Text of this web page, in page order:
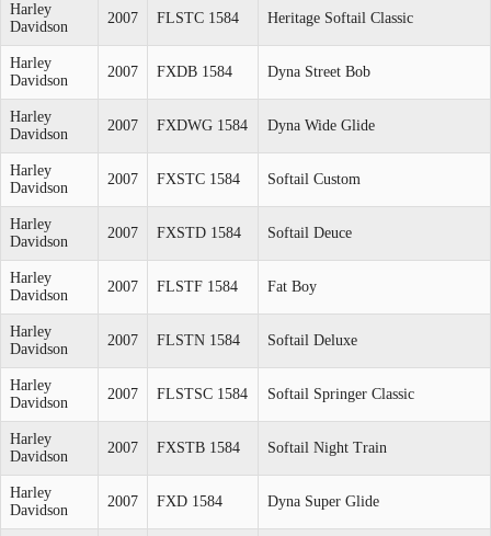
Harley
Davidson
2007 FLSTC 1584 Heritage Softail Classic
Harley
Davidson
2007 FXDB 1584 Dyna Street Bob
Harley
Davidson
2007 FXDWG 1584 Dyna Wide Glide
Harley
Davidson
2007 FXSTC 1584 Softail Custom
Harley
Davidson
2007 FXSTD 1584 Softail Deuce
Harley
Davidson
2007 FLSTF 1584 Fat Boy
Harley
Davidson
2007 FLSTN 1584 Softail Deluxe
Harley
Davidson
2007 FLSTSC 1584 Softail Springer Classic
Harley
Davidson
2007 FXSTB 1584 Softail Night Train
Harley
Davidson
2007 FXD 1584 Dyna Super Glide